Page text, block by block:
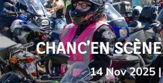
CHANC’EN
14 Nov 2025